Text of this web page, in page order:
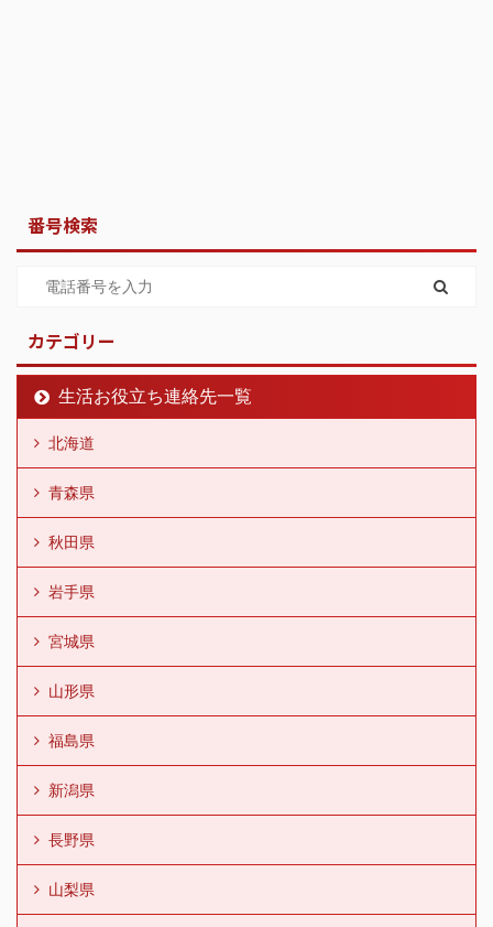
番号検索
カテゴリー
生活お役立ち連絡先一覧
北海道
青森県
秋田県
岩手県
宮城県
山形県
福島県
新潟県
長野県
山梨県